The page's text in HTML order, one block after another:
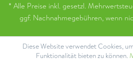
* Alle Preise inkl. gesetzl.
ggf. Nachnahmegebühren, wenn
Diese Website verwendet Cookies,
Funktionalität bieten zu können.